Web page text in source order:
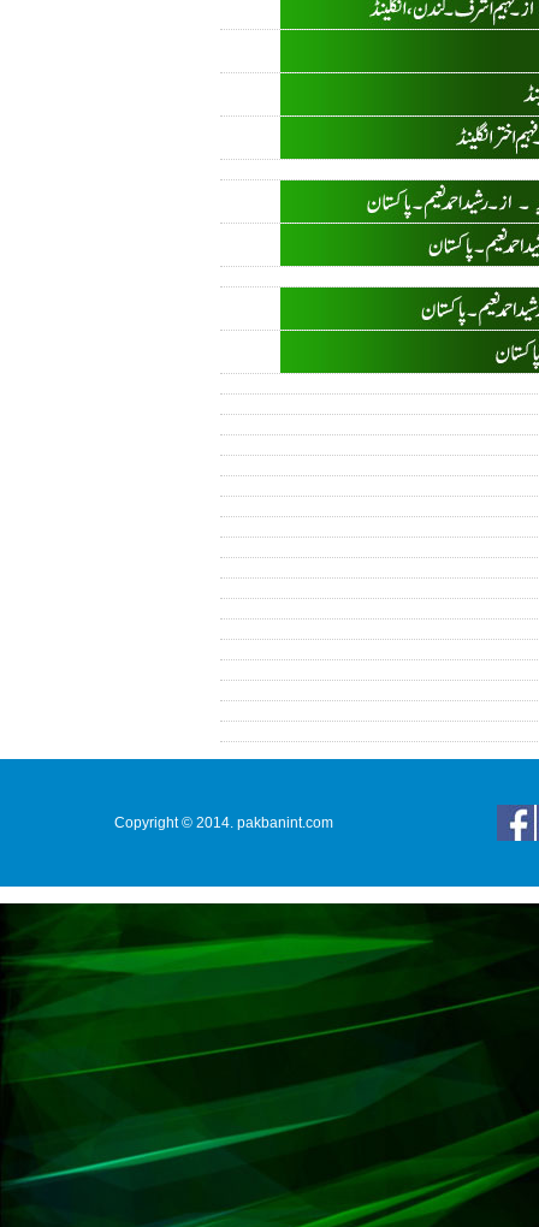
Copyright © 2014. pakbanint.com